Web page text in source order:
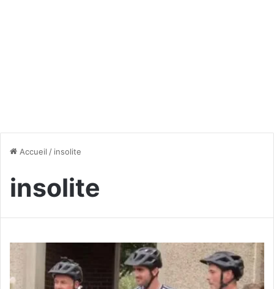
Accueil / insolite
insolite